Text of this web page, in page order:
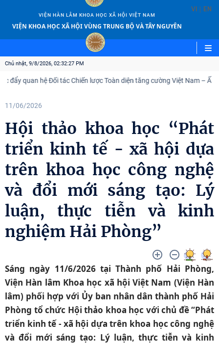
VIỆN HÀN LÂM KHOA HỌC XÃ HỘI VIỆT NAM
VIỆN KHOA HỌC XÃ HỘI VÙNG TRUNG BỘ VÀ TÂY NGUYÊN
VI | EN
Chủ nhật, 9/8/2026, 02:32:29 PM
Đối tác Chiến lược Toàn diện tăng cường Việt Nam – Ấn Độ
11/06/2026
Hội thảo khoa học “Phát
triển kinh tế - xã hội dựa
trên khoa học công nghệ
và đổi mới sáng tạo: Lý
luận, thực tiễn và kinh
nghiệm Hải Phòng”
Sáng ngày 11/6/2026 tại Thành phố Hải Phòng,
Viện Hàn lâm Khoa học xã hội Việt Nam (Viện Hàn
lâm) phối hợp với Ủy ban nhân dân thành phố Hải
Phòng tổ chức Hội thảo khoa học với chủ đề “Phát
triển kinh tế - xã hội dựa trên khoa học công nghệ
và đổi mới sáng tạo: Lý luận, thực tiễn và kinh